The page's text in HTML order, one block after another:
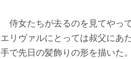
侍女たちが去るのを見てやっ
エリヴァルにとっては叔父にあ
手で先日の髪飾りの形を描いた。